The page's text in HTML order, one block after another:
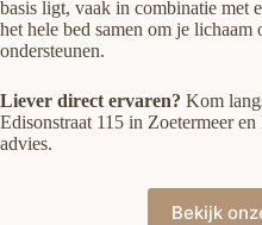
basis ligt, vaak in combinatie met
het hele bed samen om je lichaam
ondersteunen.
Liever direct ervaren? Kom
Edisonstraat 115 in Zoetermeer
advies.
Bekijk